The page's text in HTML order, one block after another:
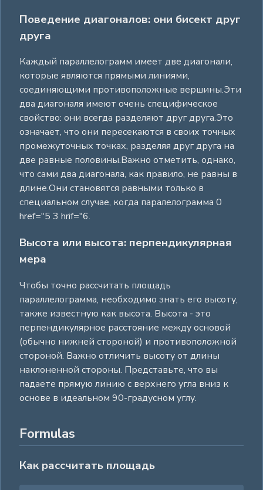
Поведение диагоналов: они бисект друг
друга
Каждый параллелограмм имеет две диагонали,
которые являются прямыми линиями,
соединяющими противоположные вершины.Эти
два диагоналя имеют очень специфическое
свойство: они всегда разделяют друг друга.Это
означает, что они пересекаются в своих точных
промежуточных точках, разделяя друг друга на
две равные половины.Важно отметить, однако,
что сами два диагонала, как правило, не равны в
длине.Они становятся равными только в
специальном случае, когда паралелограмма 0
href="5 3 hrif="6.
Высота или высота: перпендикулярная
мера
Чтобы точно рассчитать площадь
параллелограмма, необходимо знать его высоту,
также известную как высота. Высота - это
перпендикулярное расстояние между основой
(обычно нижней стороной) и противоположной
стороной. Важно отличить высоту от длины
наклоненной стороны. Представьте, что вы
падаете прямую линию с верхнего угла вниз к
основе в идеальном 90-градусном углу.
Formulas
Как рассчитать площадь